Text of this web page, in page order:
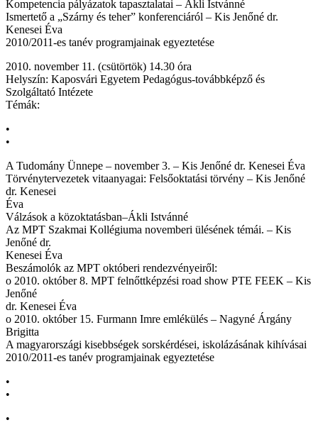
Kompetencia pályázatok tapasztalatai – Ákli Istvánné
Ismertető a „Szárny és teher” konferenciáról – Kis Jenőné dr.
Kenesei Éva
2010/2011-es tanév programjainak egyeztetése
2010. november 11. (csütörtök) 14.30 óra
Helyszín: Kaposvári Egyetem Pedagógus-továbbképző és
Szolgáltató Intézete
Témák:
•
•
A Tudomány Ünnepe – november 3. – Kis Jenőné dr. Kenesei Éva
Törvénytervezetek vitaanyagai: Felsőoktatási törvény – Kis Jenőné
dr. Kenesei
Éva
Válzások a közoktatásban–Ákli Istvánné
Az MPT Szakmai Kollégiuma novemberi ülésének témái. – Kis
Jenőné dr.
Kenesei Éva
Beszámolók az MPT októberi rendezvényeiről:
o 2010. október 8. MPT felnőttképzési road show PTE FEEK – Kis
Jenőné
dr. Kenesei Éva
o 2010. október 15. Furmann Imre emlékülés – Nagyné Árgány
Brigitta
A magyarországi kisebbségek sorskérdései, iskolázásának kihívásai
2010/2011-es tanév programjainak egyeztetése
•
•
•